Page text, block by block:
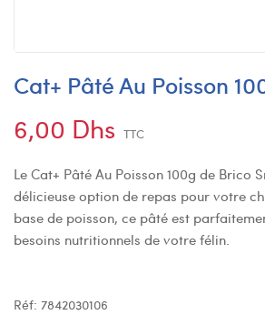
Cat+ Pâté Au Poisson
6,00 Dhs TTC
Le Cat+ Pâté Au Poisson 100g de Brico
délicieuse option de repas pour votre
base de poisson, ce pâté est
besoins nutritionnels de votre félin.
Réf: 7842030106